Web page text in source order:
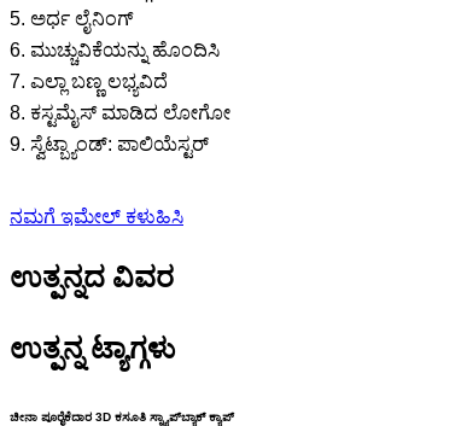
5. ಅರ್ಧ ಲೈನಿಂಗ್
6. ಮುಚ್ಚುವಿಕೆಯನ್ನು ಹೊಂದಿಸಿ
7. ಎಲ್ಲಾ ಬಣ್ಣ ಲಭ್ಯವಿದೆ
8. ಕಸ್ಟಮೈಸ್ ಮಾಡಿದ ಲೋಗೋ
9. ಸ್ವೆಟ್ಬ್ಯಾಂಡ್: ಪಾಲಿಯೆಸ್ಟರ್
ನಮಗೆ ಇಮೇಲ್ ಕಳುಹಿಸಿ
ಉತ್ಪನ್ನದ ವಿವರ
ಉತ್ಪನ್ನ ಟ್ಯಾಗ್ಗಳು
ಚೀನಾ ಪೂರೈಕೆದಾರ 3D ಕಸೂತಿ ಸ್ನ್ಯಾಪ್‌ಬ್ಯಾಕ್ ಕ್ಯಾಪ್